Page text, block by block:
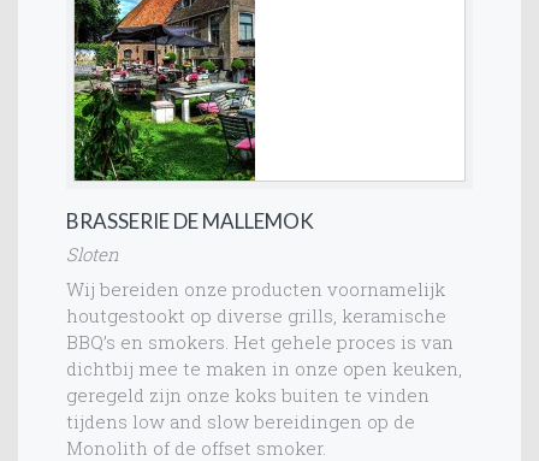
BRASSERIE DE MALLEMOK
Sloten
Wij bereiden onze producten voornamelijk
houtgestookt op diverse grills, keramische
BBQ’s en smokers. Het gehele proces is van
dichtbij mee te maken in onze open keuken,
geregeld zijn onze koks buiten te vinden
tijdens low and slow bereidingen op de
Monolith of de offset smoker.